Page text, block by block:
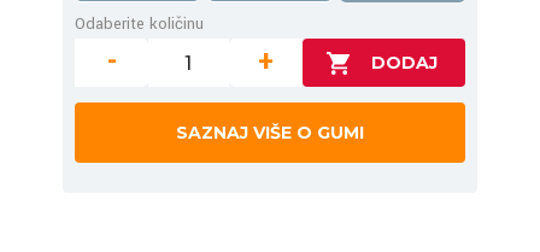
Odaberite količinu
- +
SAZNAJ VIŠE O GUMI